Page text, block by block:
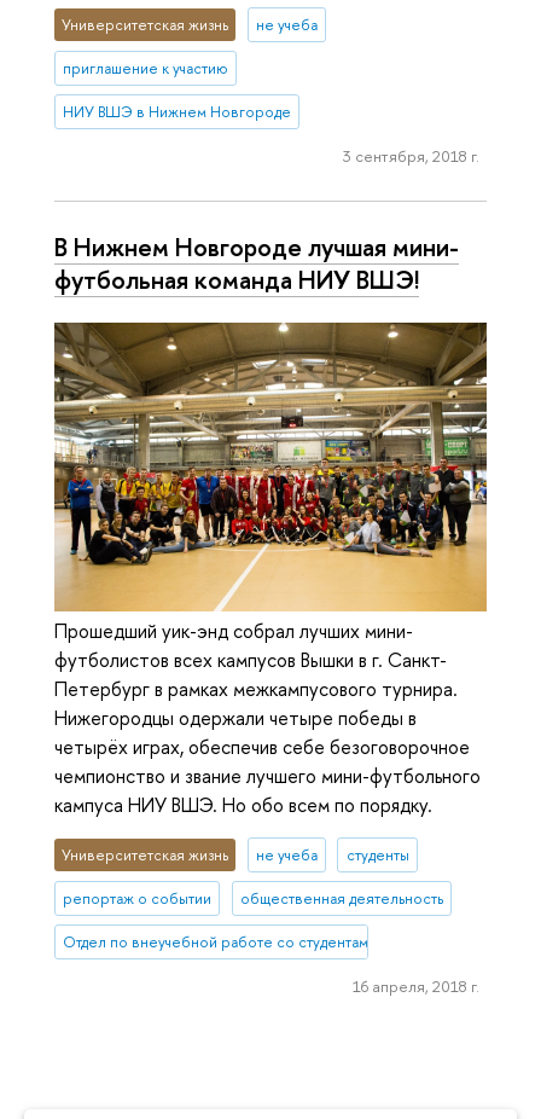
Университетская жизнь не учеба
приглашение к участию
НИУ ВШЭ в Нижнем Новгороде
3 сентября, 2018 г.
В Нижнем Новгороде лучшая мини-
футбольная команда НИУ ВШЭ!
Прошедший уик-энд собрал лучших мини-
футболистов всех кампусов Вышки в г. Санкт-
Петербург в рамках межкампусового турнира.
Нижегородцы одержали четыре победы в
четырёх играх, обеспечив себе безоговорочное
чемпионство и звание лучшего мини-футбольного
кампуса НИУ ВШЭ. Но обо всем по порядку.
Университетская жизнь не учеба студенты
репортаж о событии общественная деятельность
Отдел по внеучебной работе со студентами (Нижний Новгород)
16 апреля, 2018 г.